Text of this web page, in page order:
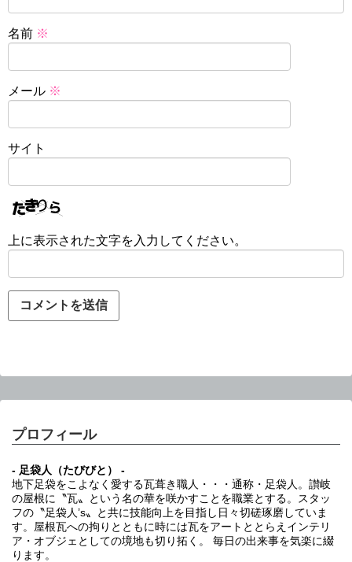
名前 ※
メール ※
サイト
上に表示された文字を入力してください。
プロフィール
- 足袋人（たびびと） -
地下足袋をこよなく愛する瓦葺き職人・・・通称・足袋人。讃岐
の屋根に〝瓦〟という名の華を咲かすことを職業とする。スタッ
フの〝足袋人’s〟と共に技能向上を目指し日々切磋琢磨していま
す。屋根瓦への拘りとともに時には瓦をアートととらえインテリ
ア・オブジェとしての境地も切り拓く。 毎日の出来事を気楽に綴
ります。